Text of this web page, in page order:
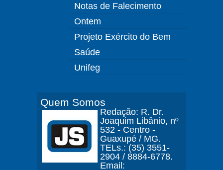
Notas de Falecimento
Ontem
Projeto Exército do Bem
Saúde
Unifeg
Quem Somos
Redação: R. Dr.
Joaquim Libânio, nº
532 - Centro -
Guaxupé / MG.
TELs.: (35) 3551-
2904 / 8884-6778.
Email: